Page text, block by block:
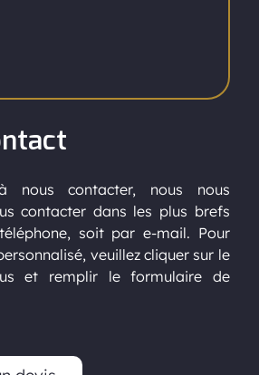
nous contacter, nous nous
contacter dans les plus brefs
soit par e-mail. Pour
veuillez cliquer sur le
et remplir le formulaire de